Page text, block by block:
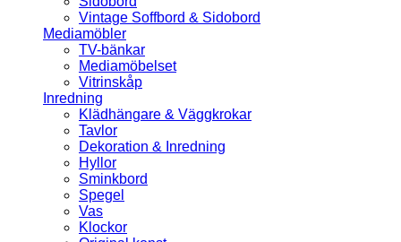
Vintage Soffbord & Sidobord
Mediamöbler
TV-bänkar
Mediamöbelset
Vitrinskåp
Inredning
Klädhängare & Väggkrokar
Tavlor
Dekoration & Inredning
Hyllor
Sminkbord
Spegel
Vas
Klockor